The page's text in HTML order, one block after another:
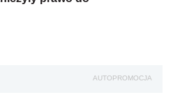
AUTOPROMOCJA